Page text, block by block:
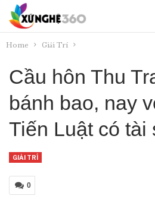
Home Giải Trí
Cầu hôn Thu
bánh bao, nay
Tiến Luật có tài
GIẢI TRÍ
0